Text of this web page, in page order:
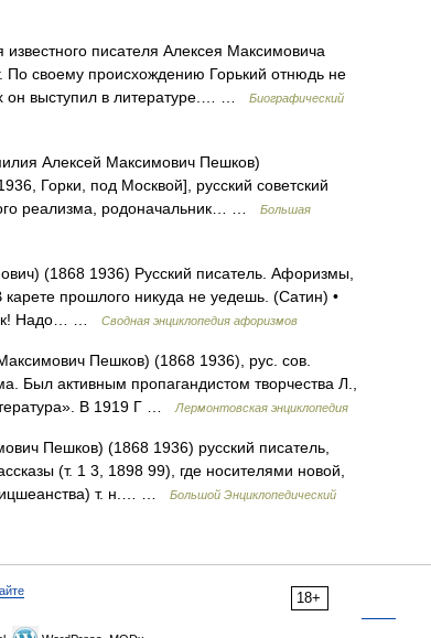
писателя Алексея Максимовича
своему происхождению Горький отнюдь не
он выступил в литературе.… …
Биографический
Алексей Максимович Пешков)
Горки, под Москвой], русский советский
реализма, родоначальник… …
Большая
(1868 1936) Русский писатель. Афоризмы,
прошлого никуда не уедешь. (Сатин) •
Надо… …
Сводная энциклопедия афоризмов
Пешков) (1868 1936), рус. сов.
Был активным пропагандистом творчества Л.,
В 1919 Г …
Лермонтовская энциклопедия
Пешков) (1868 1936) русский писатель,
(т. 1 3, 1898 99), где носителями новой,
т. н.… …
Большой Энциклопедический
18+